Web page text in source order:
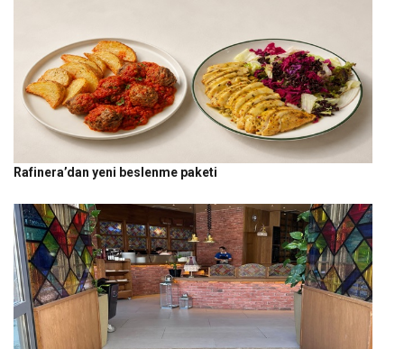
Rafinera’dan yeni beslenme paketi